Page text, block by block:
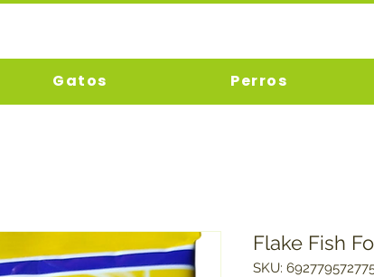
Gatos Perros
Flake Fish
SKU: